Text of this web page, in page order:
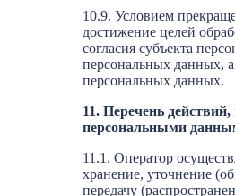
10.9. Условием
достижение целей
согласия субъекта
персональных данных,
персональных данных.
11. Перечень
персональными
11.1. Оператор
хранение, уточнение
передачу